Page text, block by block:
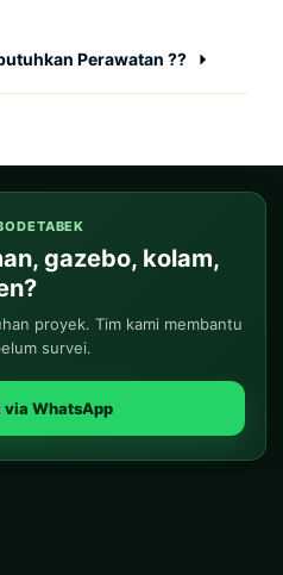
Perawatan ??
gazebo, kolam,
proyek. Tim kami membantu
survei.
via WhatsApp